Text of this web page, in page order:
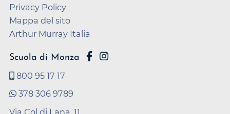
Privacy Policy
Mappa del sito
Arthur Murray Italia
Scuola di Monza
800 95 17 17
378 306 9789
Via Col di Lana, 11